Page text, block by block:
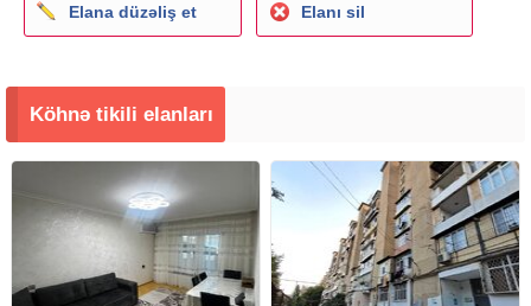
Elana düzəliş et Elanı sil
Köhnə tikili elanları